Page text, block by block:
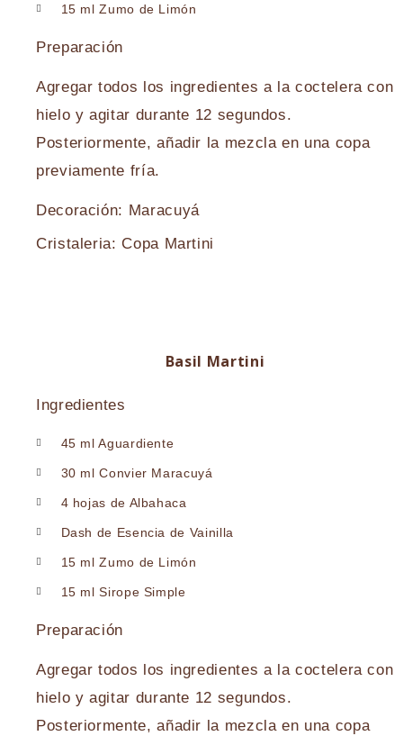
15 ml Zumo de Limón
Preparación
Agregar todos los ingredientes a la coctelera con
hielo y agitar durante 12 segundos.
Posteriormente, añadir la mezcla en una copa
previamente fría.
Decoración: Maracuyá
Cristaleria: Copa Martini
Basil Martini
Ingredientes
45 ml Aguardiente
30 ml Convier Maracuyá
4 hojas de Albahaca
Dash de Esencia de Vainilla
15 ml Zumo de Limón
15 ml Sirope Simple
Preparación
Agregar todos los ingredientes a la coctelera con
hielo y agitar durante 12 segundos.
Posteriormente, añadir la mezcla en una copa